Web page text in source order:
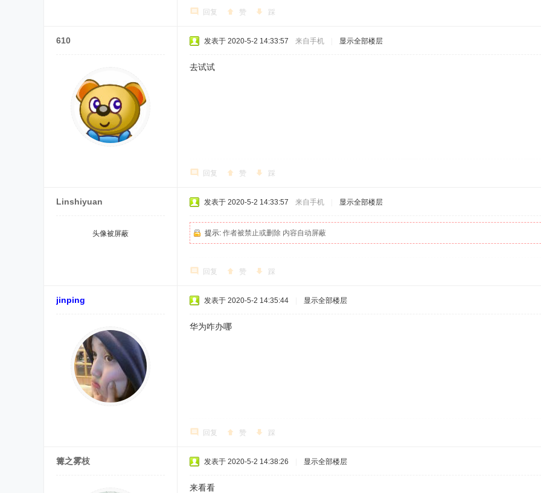
回复 赞 踩
610 发表于 2020-5-2 14:33:57 来自手机 显示全部楼层
去试试
回复 赞 踩
Linshiyuan
头像被屏蔽
发表于 2020-5-2 14:33:57 来自手机 显示全部楼层
提示: 作者被禁止或删除 内容自动屏蔽
回复 赞 踩
jinping 发表于 2020-5-2 14:35:44 显示全部楼层
华为咋办哪
回复 赞 踩
篝之雾枝 发表于 2020-5-2 14:38:26 显示全部楼层
来看看